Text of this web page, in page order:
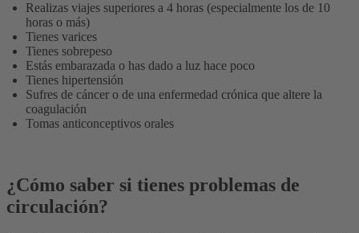
Realizas viajes superiores a 4 horas (especialmente los de 10
horas o más)
Tienes varices
Tienes sobrepeso
Estás embarazada o has dado a luz hace poco
Tienes hipertensión
Sufres de cáncer o de una enfermedad crónica que altere la
coagulación
Tomas anticonceptivos orales
¿Cómo saber si tienes problemas de
circulación?